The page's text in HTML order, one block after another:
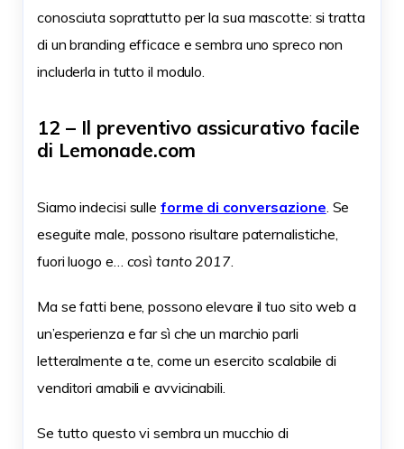
conosciuta soprattutto per la sua mascotte: si tratta
di un branding efficace e sembra uno spreco non
includerla in tutto il modulo.
12 – Il preventivo assicurativo facile
di Lemonade.com
Siamo indecisi sulle forme di conversazione . Se
eseguite male, possono risultare paternalistiche,
fuori luogo e… così tanto 2017
Ma se fatti bene, possono elevare il tuo sito web a
un’esperienza e far sì che un marchio parli
letteralmente a te, come un esercito scalabile di
venditori amabili e avvicinabili.
Se tutto questo vi sembra un mucchio di